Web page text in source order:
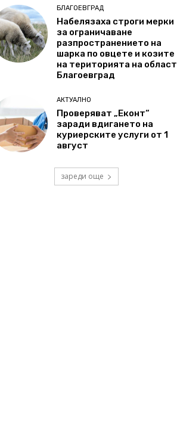
БЛАГОЕВГРАД
Набелязаха строги мерки
за ограничаване
разпространението на
шарка по овцете и козите
на територията на област
Благоевград
АКТУАЛНО
Проверяват „Еконт“
заради вдигането на
куриерските услуги от 1
август
зареди още